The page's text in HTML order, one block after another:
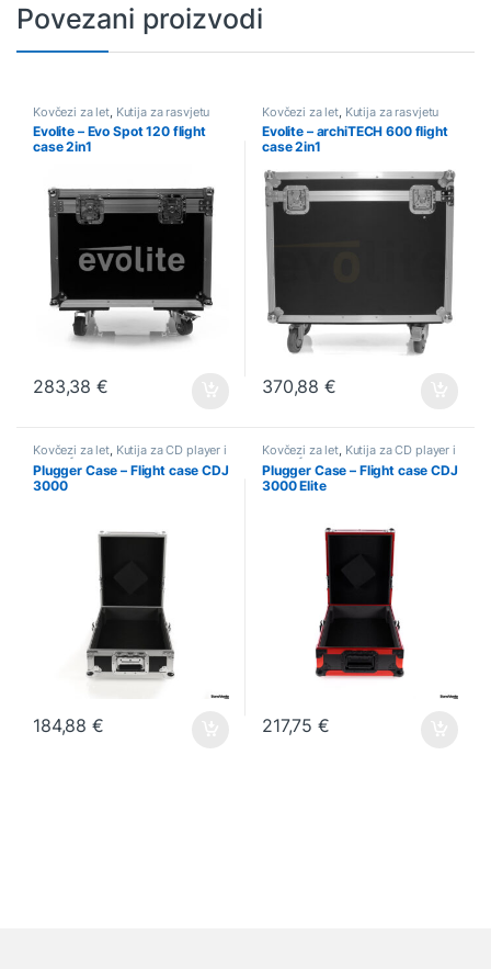
Povezani proizvodi
Kovčezi za let Kutija za rasvjetu
Evolite – Evo Spot 120 flight
case 2in1
283,38€
Kovčezi za let Kutija za rasvjetu
Evolite – archiTECH 600 flight
case 2in1
370,88€
Kovčezi za let, Kutija za CD player i
gramofon
Plugger Case – Flight case CDJ
3000
184,88€
Kovčezi za let, Kutija za CD player i
gramofon
Plugger Case – Flight case CDJ
3000 Elite
217,75€